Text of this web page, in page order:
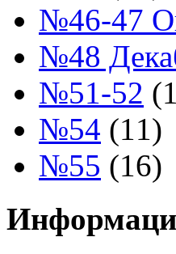
№46-47
№48
№51-52
№54 (11)
№55 (16)